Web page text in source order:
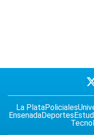
La PlataPoliciales
EnsenadaDeportes
Tecno